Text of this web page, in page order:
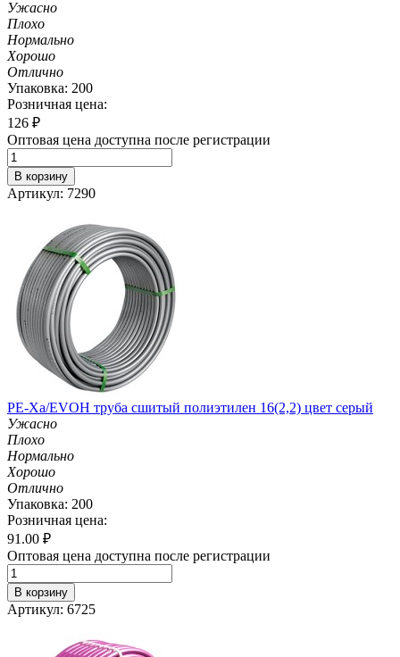
Ужасно
Плохо
Нормально
Хорошо
Отлично
Упаковка: 200
Розничная цена:
126 ₽
Оптовая цена доступна после регистрации
В корзину
Артикул: 7290
PE-Xa/EVOH труба сшитый полиэтилен 16(2,2) цвет серый
Ужасно
Плохо
Нормально
Хорошо
Отлично
Упаковка: 200
Розничная цена:
91.00 ₽
Оптовая цена доступна после регистрации
В корзину
Артикул: 6725